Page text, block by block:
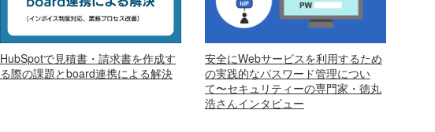
HubSpotで見積書・請求書を作成す
る際の課題とboard連携による解決
安全にWebサービスを利用するため
の実践的なパスワード管理につい
て〜セキュリティーの専門家・徳丸
浩さんインタビュー